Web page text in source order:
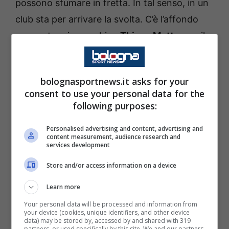
possono sfumare in fretta. In tal senso, in un
club sta per arrivare la svolta. C’è l’affondo
per portare in panchinaThiago Motta, per il
quale sarebbe una opportunità
potenzialmente molto interessante e di
grande livello. Andiamo a vedere le ultime
notizie che arrivano da questo punto di vista.
Thiago Motta in panchina,
colpo di scena per Tudor
Stando a quanto raccontato da
Calcio
diStefano Pioliè sempre più in bilico.
bolognasportnews.it asks for your
consent to use your personal data for the
following purposes:
Personalised advertising and content, advertising and
content measurement, audience research and
services development
Store and/or access information on a device
Learn more
Your personal data will be processed and information from
your device (cookies, unique identifiers, and other device
data) may be stored by, accessed by and shared with 319